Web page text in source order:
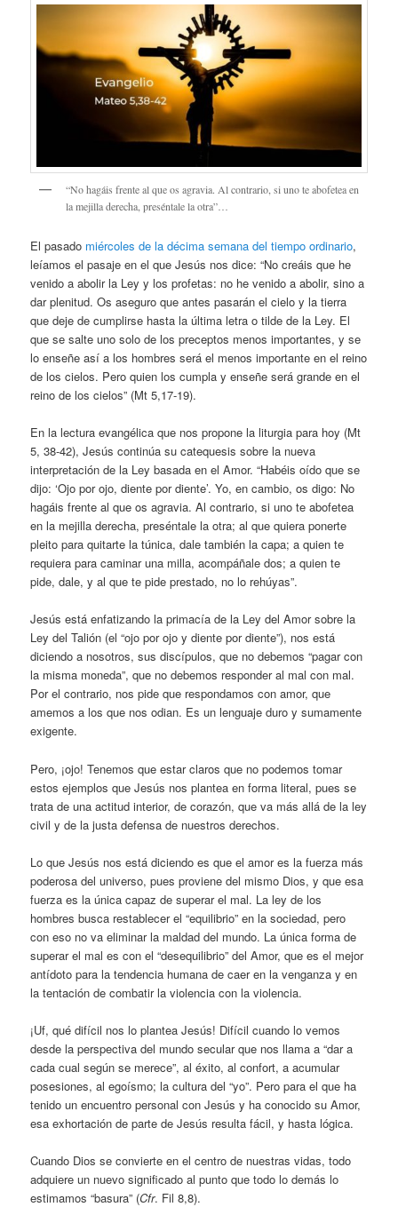
“No hagáis frente al que os agravia. Al contrario, si uno te abofetea en
la mejilla derecha, preséntale la otra”…
El pasado miércoles de la décima semana del tiempo ordinario,
leíamos el pasaje en el que Jesús nos dice: “No creáis que he
venido a abolir la Ley y los profetas: no he venido a abolir, sino a
dar plenitud. Os aseguro que antes pasarán el cielo y la tierra
que deje de cumplirse hasta la última letra o tilde de la Ley. El
que se salte uno solo de los preceptos menos importantes, y se
lo enseñe así a los hombres será el menos importante en el reino
de los cielos. Pero quien los cumpla y enseñe será grande en el
reino de los cielos” (Mt 5,17-19).
En la lectura evangélica que nos propone la liturgia para hoy (Mt
5, 38-42), Jesús continúa su catequesis sobre la nueva
interpretación de la Ley basada en el Amor. “Habéis oído que se
dijo: ‘Ojo por ojo, diente por diente’. Yo, en cambio, os digo: No
hagáis frente al que os agravia. Al contrario, si uno te abofetea
en la mejilla derecha, preséntale la otra; al que quiera ponerte
pleito para quitarte la túnica, dale también la capa; a quien te
requiera para caminar una milla, acompáñale dos; a quien te
pide, dale, y al que te pide prestado, no lo rehúyas”.
Jesús está enfatizando la primacía de la Ley del Amor sobre la
Ley del Talión (el “ojo por ojo y diente por diente”), nos está
diciendo a nosotros, sus discípulos, que no debemos “pagar con
la misma moneda”, que no debemos responder al mal con mal.
Por el contrario, nos pide que respondamos con amor, que
amemos a los que nos odian. Es un lenguaje duro y sumamente
exigente.
Pero, ¡ojo! Tenemos que estar claros que no podemos tomar
estos ejemplos que Jesús nos plantea en forma literal, pues se
trata de una actitud interior, de corazón, que va más allá de la ley
civil y de la justa defensa de nuestros derechos.
Lo que Jesús nos está diciendo es que el amor es la fuerza más
poderosa del universo, pues proviene del mismo Dios, y que esa
fuerza es la única capaz de superar el mal. La ley de los
hombres busca restablecer el “equilibrio” en la sociedad, pero
con eso no va eliminar la maldad del mundo. La única forma de
superar el mal es con el “desequilibrio” del Amor, que es el mejor
antídoto para la tendencia humana de caer en la venganza y en
la tentación de combatir la violencia con la violencia.
¡Uf, qué difícil nos lo plantea Jesús! Difícil cuando lo vemos
desde la perspectiva del mundo secular que nos llama a “dar a
cada cual según se merece”, al éxito, al confort, a acumular
posesiones, al egoísmo; la cultura del “yo”. Pero para el que ha
tenido un encuentro personal con Jesús y ha conocido su Amor,
esa exhortación de parte de Jesús resulta fácil, y hasta lógica.
Cuando Dios se convierte en el centro de nuestras vidas, todo
adquiere un nuevo significado al punto que todo lo demás lo
estimamos “basura” (Cfr. Fil 8,8).